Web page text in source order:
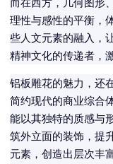
理性与感性的平衡，
些人文元素的融入，
精神文化的传递者，
铝板雕花的魅力，还
简约现代的商业综合
能以其独特的质感与
筑外立面的装饰，提
元素，创造出层次丰